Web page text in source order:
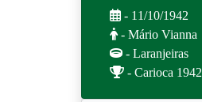
- 11/10/1942
- Mário Vianna
- Laranjeiras
- Carioca 1942